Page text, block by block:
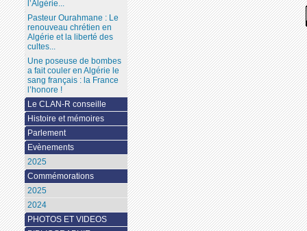
l’Algérie...
Pasteur Ourahmane : Le
renouveau chrétien en
Algérie et la liberté des
cultes...
Une poseuse de bombes
a fait couler en Algérie le
sang français : la France
l’honore !
Le CLAN-R conseille
Histoire et mémoires
Parlement
Evènements
2025
Commémorations
2025
2024
PHOTOS ET VIDEOS